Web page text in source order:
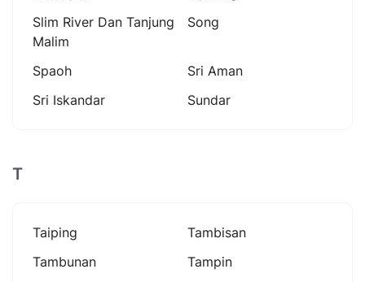
Slim River Dan Tanjung
Malim
Song
Spaoh
Sri Aman
Sri Iskandar
Sundar
T
Taiping
Tambisan
Tambunan
Tampin